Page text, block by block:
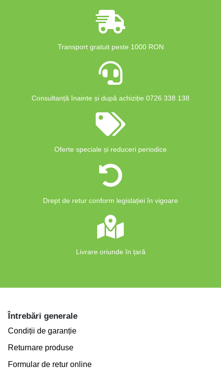
Transport gratuit peste 1000 RON
Consultanță înainte și după achiziție 0726 338 138
Oferte speciale și reduceri periodice
Drept de retur conform legislației în vigoare
Livrare oriunde în țară
Întrebări generale
Condiții de garanție
Returnare produse
Formular de retur online